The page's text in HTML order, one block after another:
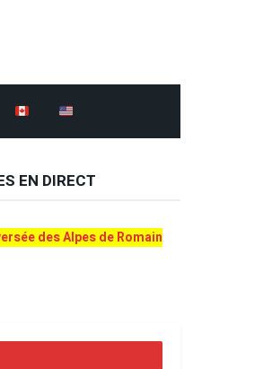
EN DIRECT
des Alpes de Romain